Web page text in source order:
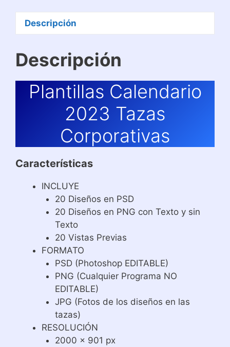
Descripción
Descripción
Plantillas Calendario
2023 Tazas
Corporativas
Características
INCLUYE
20 Diseños en PSD
20 Diseños en PNG con Texto y sin
Texto
20 Vistas Previas
FORMATO
PSD (Photoshop EDITABLE)
PNG (Cualquier Programa NO
EDITABLE)
JPG (Fotos de los diseños en las
tazas)
RESOLUCIÓN
2000 x 901 px